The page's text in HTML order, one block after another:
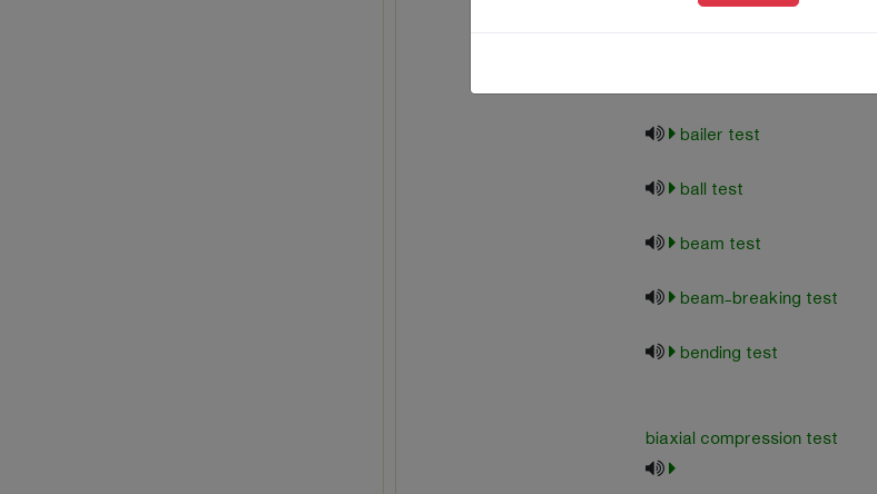
bailer test
ball test
beam test
beam-breaking test
bending test
biaxial compression test